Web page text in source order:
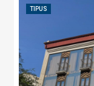
TIPUS